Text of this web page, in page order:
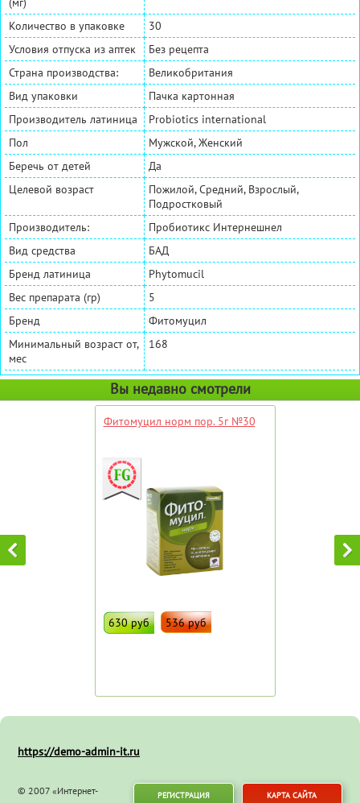
Количество в упаковке
30
Условия отпуска из аптек
Без рецепта
Страна производства:
Великобритания
Вид упаковки
Пачка картонная
Производитель латиница
Probiotics international
Пол
Мужской, Женский
Беречь от детей
Да
Целевой возраст
Пожилой, Средний, Взрослый,
Подростковый
Производитель:
Пробиотикс Интернешнел
Вид средства
БАД
Бренд латиница
Phytomucil
Вес препарата (гр)
5
Бренд
Фитомуцил
Минимальный возраст от,
мес
168
Вы недавно смотрели
Фитомуцил норм пор. 5г №30
630 руб 536 руб
https://demo-admin-it.ru
© 2007 «Интернет-
РЕГИСТРАЦИЯ КАРТА САЙТА